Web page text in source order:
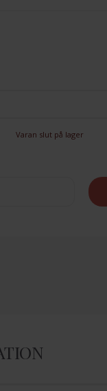
Varan slut på lager